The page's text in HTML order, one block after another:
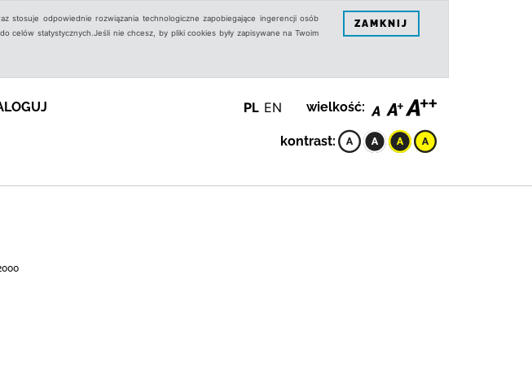
stosuje odpowiednie rozwiązania technologiczne zapobiegające ingerencji osób
celów statystycznych.Jeśli nie chcesz, by pliki cookies były zapisywane na Twoim
ZAMKNIJ
PL EN wielkość:
kontrast: